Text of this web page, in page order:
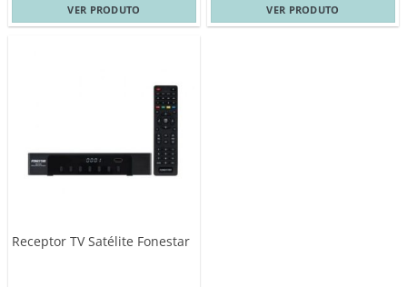
VER PRODUTO VER PRODUTO
Receptor TV Satélite Fonestar